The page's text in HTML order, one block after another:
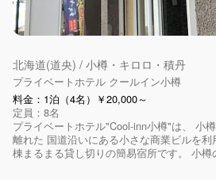
北海道(道央) / 小樽・キロロ・積丹
プライベートホテル クールイン小樽
料金：1泊（4名）￥20,000～
定員：8名
プライベートホテル"Cool-inn小樽"は、 小
離れた 国道沿いにある小さな商業ビルを
棟まるまる貸し切りの簡易宿所です。 小